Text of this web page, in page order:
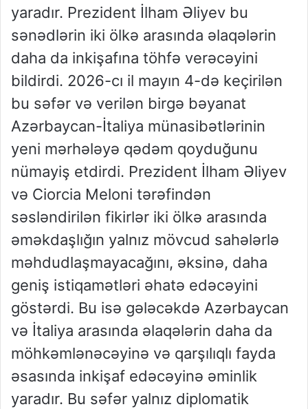
yaradır. Prezident İlham Əliyev bu
sənədlərin iki ölkə arasında əlaqələrin
daha da inkişafına töhfə verəcəyini
bildirdi. 2026-cı il mayın 4-də keçirilən
bu səfər və verilən birgə bəyanat
Azərbaycan-İtaliya münasibətlərinin
yeni mərhələyə qədəm qoyduğunu
nümayiş etdirdi. Prezident İlham Əliyev
və Ciorcia Meloni tərəfindən
səsləndirilən fikirlər iki ölkə arasında
əməkdaşlığın yalnız mövcud sahələrlə
məhdudlaşmayacağını, əksinə, daha
geniş istiqamətləri əhatə edəcəyini
göstərdi. Bu isə gələcəkdə Azərbaycan
və İtaliya arasında əlaqələrin daha da
möhkəmlənəcəyinə və qarşılıqlı fayda
əsasında inkişaf edəcəyinə əminlik
yaradır. Bu səfər yalnız diplomatik